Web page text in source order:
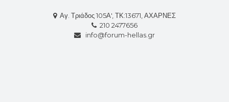
Αγ. Τριάδος 105Α', ΤΚ:13671, ΑΧΑΡΝΕΣ
210 2477656
info@forum-hellas.gr